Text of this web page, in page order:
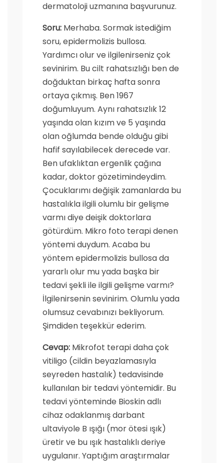
dermatoloji uzmanına başvurunuz.
Soru: Merhaba. Sormak istediğim
soru, epidermolizis bullosa.
Yardımcı olur ve ilgilenirseniz çok
sevinirim. Bu cilt rahatsızlığı ben de
doğduktan birkaç hafta sonra
ortaya çıkmış. Ben 1967
doğumluyum. Aynı rahatsızlık 12
yaşında olan kızım ve 5 yaşında
olan oğlumda bende olduğu gibi
hafif sayılabilecek derecede var.
Ben ufaklıktan ergenlik çağına
kadar, doktor gözetimindeydim.
Çocuklarımı değişik zamanlarda bu
hastalıkla ilgili olumlu bir gelişme
varmı diye deişik doktorlara
götürdüm. Mikro foto terapi denen
yöntemi duydum. Acaba bu
yöntem epidermolizis bullosa da
yararlı olur mu yada başka bir
tedavi şekli ile ilgili gelişme varmı?
İlgilenirsenin sevinirim. Olumlu yada
olumsuz cevabınızı bekliyorum.
Şimdiden teşekkür ederim.
Cevap: Mikrofot terapi daha çok
vitiligo (cildin beyazlamasıyla
seyreden hastalık) tedavisinde
kullanılan bir tedavi yöntemidir. Bu
tedavi yönteminde Bioskin adlı
cihaz odaklanmış darbant
ultaviyole B ışığı (mor ötesi ışık)
üretir ve bu ışık hastalıklı deriye
uygulanır. Yaptığım araştırmalar